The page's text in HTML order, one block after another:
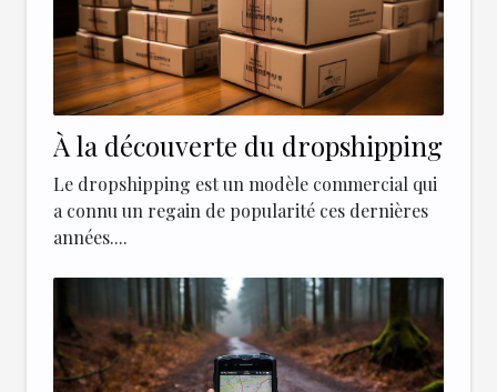
À la découverte du dropshipping
Le dropshipping est un modèle commercial qui
a connu un regain de popularité ces dernières
années....